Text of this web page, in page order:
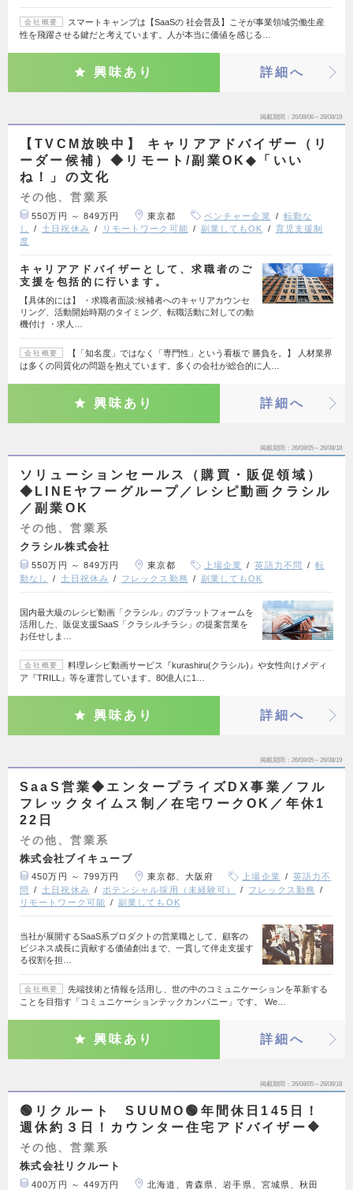
会社概要
スマートキャンプは【SaaSの 社会普及】こそが事業領域労働生産
性を飛躍させる鍵だと考えています。人が本当に価値を感じる…
興味あり 詳細へ
掲載期間 26/08/06～26/08/19
【TVCM放映中】 キャリアアドバイザー（リ
ーダー候補）◆リモート/副業OK◆「いい
ね！」の文化
その他、営業系
550万円 ～ 849万円 東京都 ベンチャー企業
転勤な
し
土日祝休み リモートワーク可能 副業してもOK
育児支援制
度
キャリアアドバイザーとして、求職者のご
支援を包括的に行います。
【具体的には】 ・求職者面談:候補者へのキャリアカウンセ
リング、活動開始時期のタイミング、転職活動に対しての動
機付け ・求人…
会社概要
【「知名度」ではなく「専門性」という看板で 勝負を。】 人材業界
は多くの同質化の問題を抱えています。多くの会社が総合的に人…
興味あり 詳細へ
掲載期間 26/08/05～26/08/18
ソリューションセールス（購買・販促領域）
◆LINEヤフーグループ／レシピ動画クラシル
／副業OK
その他、営業系
クラシル株式会社
550万円 ～ 849万円 東京都 上場企業 英語力不問
転
勤なし
土日祝休み フレックス勤務 副業してもOK
国内最大級のレシピ動画「クラシル」のプラットフォームを
活用した、販促支援SaaS「クラシルチラシ」の提案営業を
お任せしま…
会社概要
料理レシピ動画サービス『kurashiru(クラシル)』や女性向けメディ
ア『TRILL』等を運営しています。80億人に1…
興味あり 詳細へ
掲載期間 26/08/05～26/08/19
SaaS営業◆エンタープライズDX事業／フル
フレックタイムス制／在宅ワークOK／年休1
22日
その他、営業系
株式会社ブイキューブ
450万円 ～ 799万円 東京都、大阪府 上場企業
英語力不
問
土日祝休み ポテンシャル採用（未経験可）
フレックス勤務
リモートワーク可能
副業してもOK
当社が展開するSaaS系プロダクトの営業職として、顧客の
ビジネス成長に貢献する価値創出まで、一貫して伴走支援す
る役割を担…
会社概要
先端技術と情報を活用し、世の中のコミュニケーションを革新する
ことを目指す「コミュニケーションテックカンパニー」です。 We…
興味あり 詳細へ
掲載期間 26/08/05～26/08/18
🟢リクルート SUUMO🟢年間休日145日！
週休約３日！カウンター住宅アドバイザー🔶
その他、営業系
株式会社リクルート
400万円 ～ 449万円
北海道、青森県、岩手県、宮城県、秋田